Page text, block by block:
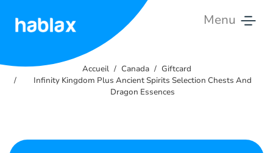
Menu
Tarifs
Contactez-
Accueil Canada
Giftcard
Infinity Kingdom Plus Ancient Spirits Selection Chests And
Dragon Essences